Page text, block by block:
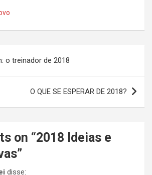
o treinador de 2018
O QUE SE ESPERAR DE 2018?
on “2018 Ideias e
”
disse: